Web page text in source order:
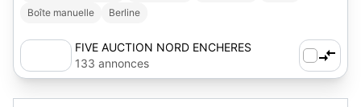
Boîte manuelle
Berline
FIVE AUCTION NORD ENCHERES
133 annonces